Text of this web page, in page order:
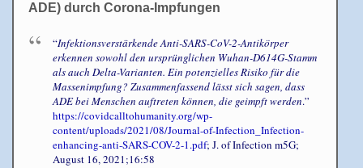
ADE) durch Corona-Impfungen
“Infektionsverstärkende Anti-SARS-CoV-2-Antikörper
erkennen sowohl den ursprünglichen Wuhan-D614G-Stamm
als auch Delta-Varianten. Ein potenzielles Risiko für die
Massenimpfung? Zusammenfassend lässt sich sagen, dass
ADE bei Menschen auftreten können, die geimpft werden.”
https://covidcalltohumanity.org/wp-
content/uploads/2021/08/Journal-of-Infection_Infection-
enhancing-anti-SARS-COV-2-1.pdf; J. of Infection m5G;
August 16, 2021;16:58